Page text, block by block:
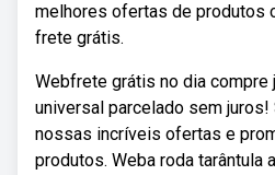
melhores ofertas de produtos
frete grátis.
Webfrete grátis no dia compre
universal parcelado sem
nossas incríveis ofertas e
produtos. Weba roda tarântula